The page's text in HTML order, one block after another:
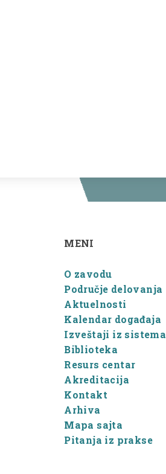
MENI
O zavodu
Područje delovanja
Aktuelnosti
Kalendar događaja
Izveštaji iz sistema
Biblioteka
Resurs centar
Akreditacija
Kontakt
Arhiva
Mapa sajta
Pitanja iz prakse